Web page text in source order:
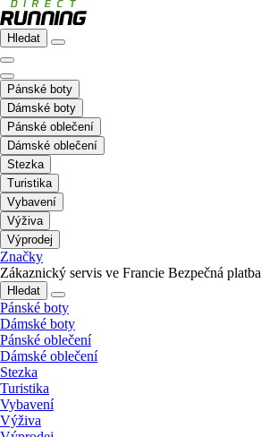
Hledat
Pánské boty
Dámské boty
Pánské oblečení
Dámské oblečení
Stezka
Turistika
Vybavení
Výživa
Výprodej
Značky
Zákaznický servis ve Francie Bezpečná platba
Hledat
Pánské boty
Dámské boty
Pánské oblečení
Dámské oblečení
Stezka
Turistika
Vybavení
Výživa